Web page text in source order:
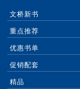
文桥新书
重点推荐
优惠书单
促销配套
精品